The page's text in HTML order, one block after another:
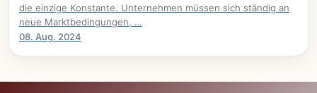
die einzige Konstante. Unternehmen müssen sich ständig an
neue Marktbedingungen, …
08. Aug. 2024